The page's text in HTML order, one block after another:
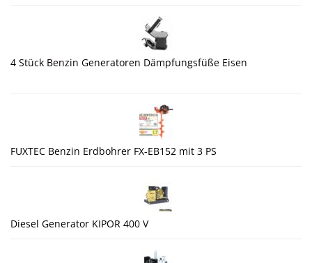
4 Stück Benzin Generatoren Dämpfungsfüße Eisen
FUXTEC Benzin Erdbohrer FX-EB152 mit 3 PS
Diesel Generator KIPOR 400 V